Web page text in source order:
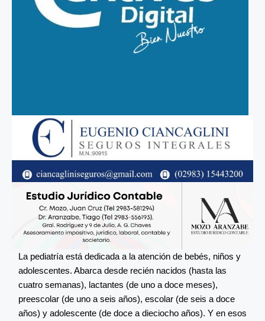
La pediatría está dedicada a la atención de bebés, niños y
adolescentes. Abarca desde recién nacidos (hasta las
cuatro semanas), lactantes (de uno a doce meses),
preescolar (de uno a seis años), escolar (de seis a doce
años) y adolescente (de doce a dieciocho años). Y en esos